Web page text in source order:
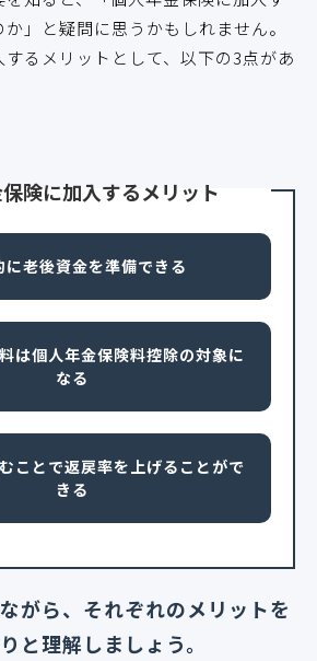
」と疑問に思うかもしれません。
るメリットとして、以下の3点があ
険に加入するメリット
に老後資金を準備できる
は個人年金保険料控除の対象に
なる
ことで返戻率を上げることがで
きる
がら、それぞれのメリットを
と理解しましょう。